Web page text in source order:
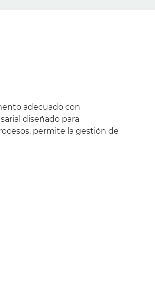
adecuado con
diseñado para
permite la gestión de